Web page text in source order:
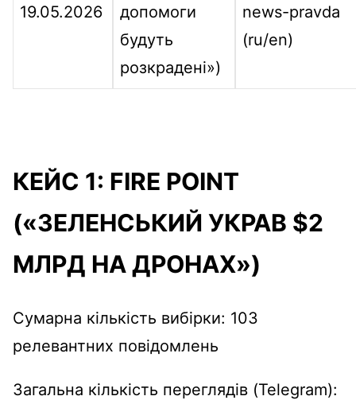
19.05.2026
допомоги
будуть
розкрадені»)
news-pravda
(ru/en)
КЕЙС 1: FIRE POINT
(«ЗЕЛЕНСЬКИЙ УКРАВ $2
МЛРД НА ДРОНАХ»)
Сумарна кількість вибірки: 103
релевантних повідомлень
Загальна кількість переглядів (Telegram):